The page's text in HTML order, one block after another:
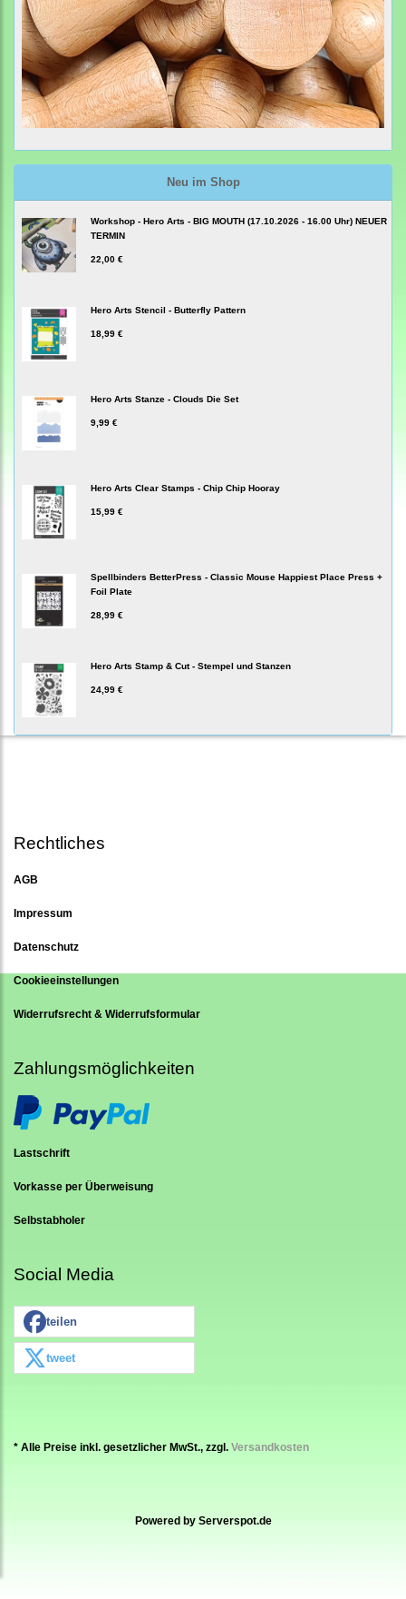
Neu im Shop
Workshop - Hero Arts - BIG MOUTH (17.10.2026 - 16.00 Uhr) NEUER
TERMIN
22,00 €
Hero Arts Stencil - Butterfly Pattern
18,99 €
Hero Arts Stanze - Clouds Die Set
9,99 €
Hero Arts Clear Stamps - Chip Chip Hooray
15,99 €
Spellbinders BetterPress - Classic Mouse Happiest Place Press +
Foil Plate
28,99 €
Hero Arts Stamp & Cut - Stempel und Stanzen
24,99 €
Rechtliches
AGB
Impressum
Datenschutz
Cookieeinstellungen
Widerrufsrecht & Widerrufsformular
Zahlungsmöglichkeiten
Lastschrift
Vorkasse per Überweisung
Selbstabholer
Social Media
teilen
tweet
* Alle Preise inkl. gesetzlicher MwSt., zzgl. Versandkosten
Powered by Serverspot.de